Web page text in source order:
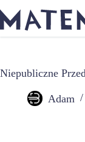
do
treści
Niepubliczne
Adam